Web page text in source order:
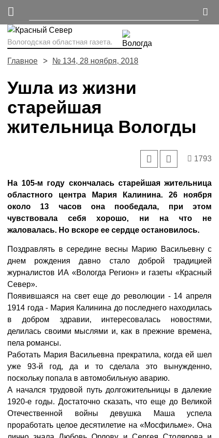
Вологодская областная газета.
Главное № 134, 28 ноября, 2018
Ушла из жизни
старейшая
жительница Вологды
1793
На 105-м году скончалась старейшая жительница
областного центра Мария Калинина. 26 ноября
около 13 часов она пообедала, при этом
чувствовала себя хорошо, ни на что не
жаловалась. Но вскоре ее сердце остановилось.
Поздравлять в середине весны Марию Васильевну с
днем рождения давно стало доброй традицией
журналистов ИА «Вологда Регион» и газеты «Красный
Север».
Появившаяся на свет еще до революции - 14 апреля
1914 года - Мария Калинина до последнего находилась
в добром здравии, интересовалась новостями,
делилась своими мыслями и, как в прежние времена,
пела романсы.
Работать Мария Васильевна прекратила, когда ей шел
уже 93-й год, да и то сделала это вынужденно,
поскольку попала в автомобильную аварию.
А начался трудовой путь долгожительницы в далекие
1920-е годы. Достаточно сказать, что еще до Великой
Отечественной войны девушка Маша успела
проработать целое десятилетие на «Мосфильме». Она